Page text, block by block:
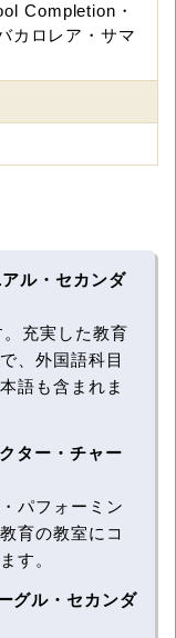
Completion・
カロレア・サマ
ル・セカンダ
充実した教育
、外国語科目
語も含まれま
ター・チャー
パフォーミン
育の教室にコ
す。
グル・セカンダ